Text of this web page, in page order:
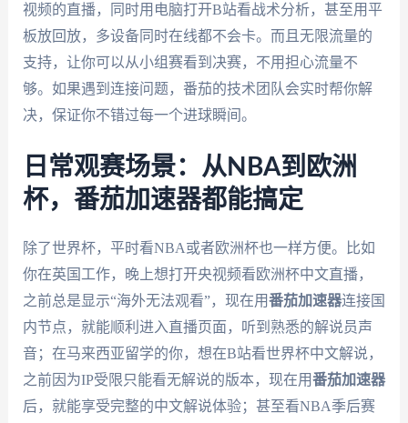
视频的直播，同时用电脑打开B站看战术分析，甚至用平
板放回放，多设备同时在线都不会卡。而且无限流量的
支持，让你可以从小组赛看到决赛，不用担心流量不
够。如果遇到连接问题，番茄的技术团队会实时帮你解
决，保证你不错过每一个进球瞬间。
日常观赛场景：从NBA到欧洲
杯，番茄加速器都能搞定
除了世界杯，平时看NBA或者欧洲杯也一样方便。比如
你在英国工作，晚上想打开央视频看欧洲杯中文直播，
之前总是显示“海外无法观看”，现在用番茄加速器连接国
内节点，就能顺利进入直播页面，听到熟悉的解说员声
音；在马来西亚留学的你，想在B站看世界杯中文解说，
之前因为IP受限只能看无解说的版本，现在用番茄加速器
后，就能享受完整的中文解说体验；甚至看NBA季后赛